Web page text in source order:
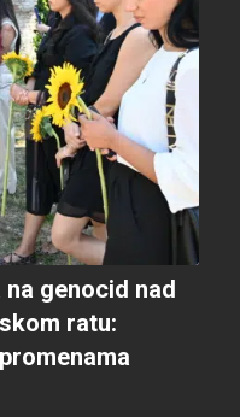
na genocid nad
ratu: